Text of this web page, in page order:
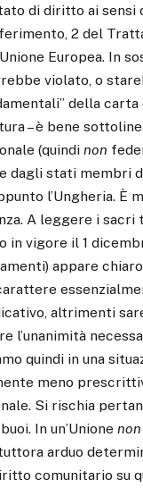
di diritto ai sensi
2 del
Europea. In
violato, o
della
– è bene
(quindi non
dagli stati membri
l’Ungheria. È
A leggere i
in vigore il 1
appare
altrimenti
l’unanimità
quindi in una
meno
Si rischia
In un’Unione non
arduo
comunitario su